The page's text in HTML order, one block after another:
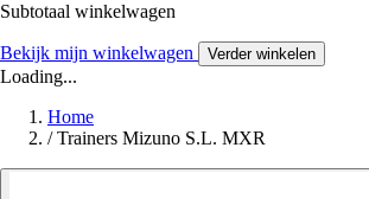
Subtotaal winkelwagen
Bekijk mijn winkelwagen Verder winkelen
Loading...
Home
/ Trainers Mizuno S.L. MXR